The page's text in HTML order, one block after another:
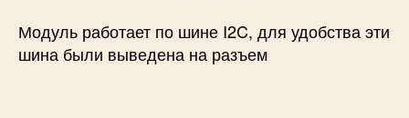
Модуль работает по шине I2C, для удобства эти
шина были выведена на разъем